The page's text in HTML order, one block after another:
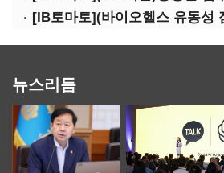
뉴스리듬